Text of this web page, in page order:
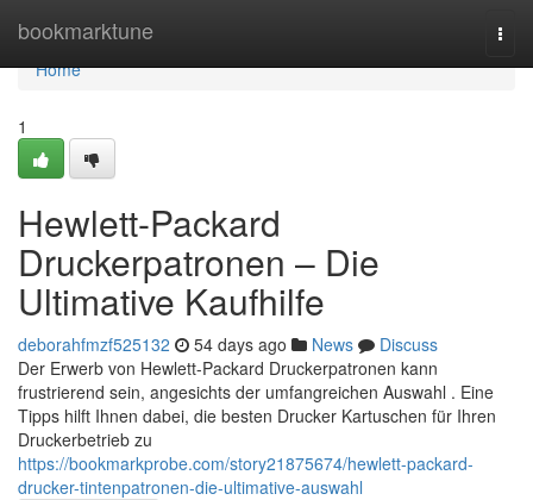
bookmarktune
Home
Home
1
Hewlett-Packard
Druckerpatronen – Die
Ultimative Kaufhilfe
deborahfmzf525132 54 days ago News
Discuss
Der Erwerb von Hewlett-Packard Druckerpatronen kann
frustrierend sein, angesichts der umfangreichen Auswahl . Eine
Tipps hilft Ihnen dabei, die besten Drucker Kartuschen für Ihren
Druckerbetrieb zu
https://bookmarkprobe.com/story21875674/hewlett-packard-
drucker-tintenpatronen-die-ultimative-auswahl